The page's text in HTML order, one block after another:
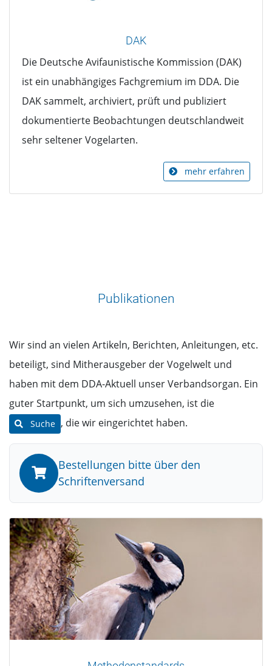
DAK
Die Deutsche Avifaunistische Kommission (DAK)
ist ein unabhängiges Fachgremium im DDA. Die
DAK sammelt, archiviert, prüft und publiziert
dokumentierte Beobachtungen deutschlandweit
sehr seltener Vogelarten.
mehr erfahren
Publikationen
Wir sind an vielen Artikeln, Berichten, Anleitungen, etc.
beteiligt, sind Mitherausgeber der Vogelwelt und
haben mit dem DDA-Aktuell unser Verbandsorgan. Ein
guter Startpunkt, um sich umzusehen, ist die
Suche , die wir eingerichtet haben.
Bestellungen bitte über den
Schriftenversand